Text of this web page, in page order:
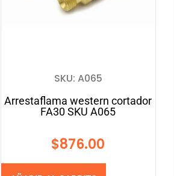
SKU: A065
Arrestaflama western cortador
FA30 SKU A065
$876.00